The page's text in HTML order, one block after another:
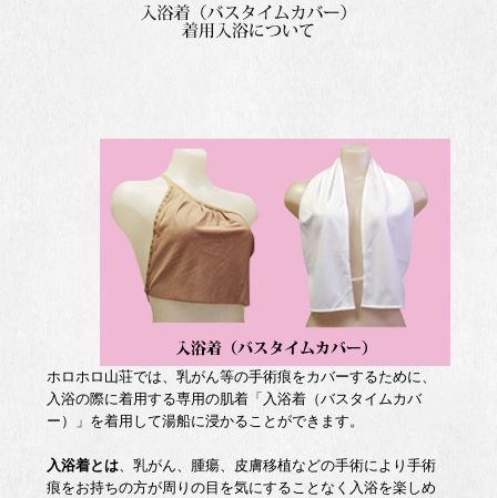
ホロホロ山荘では、乳がん等の手術痕をカバーするために、
入浴の際に着用する専用の肌着「入浴着（バスタイムカバ
ー）」を着用して湯船に浸かることができます。
入浴着とは、乳がん、腫瘍、皮膚移植などの手術により手術
痕をお持ちの方が周りの目を気にすることなく入浴を楽しめ